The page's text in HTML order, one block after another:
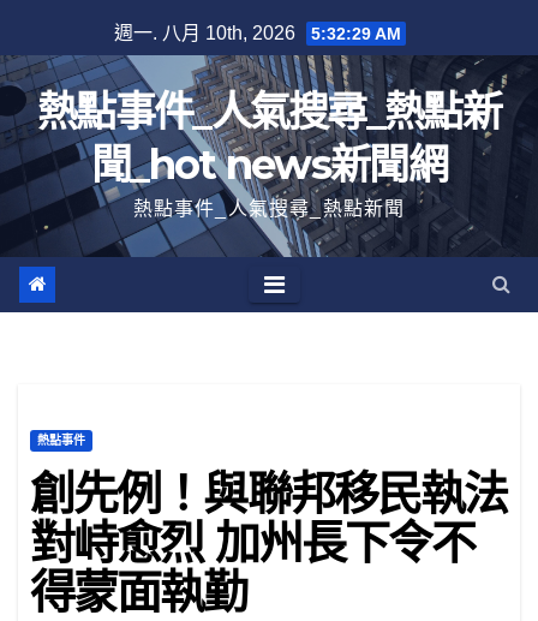
至
內
容
週一. 八月 10th, 2026 5:32:30 AM
熱點事件_人氣搜尋_熱點新
聞_hot news新聞網
熱點事件_人氣搜尋_熱點新聞
熱點事件
創先例！與聯邦移民執法
對峙愈烈 加州長下令不
得蒙面執勤